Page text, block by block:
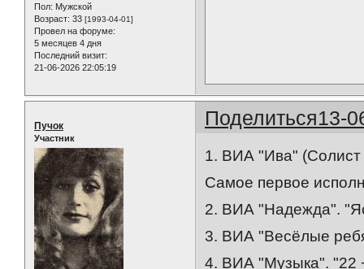
Пол: Мужской
Возраст: 33 [1993-04-01]
Провел на форуме:
5 месяцев 4 дня
Последний визит:
21-06-2026 22:05:19
Поделиться13-
Пучок
Участник
1. ВИА "Ива" (Солист
Самое первое
2. ВИА "Надежда".
3. ВИА "Весёлые
4. ВИА "Музыка". "22